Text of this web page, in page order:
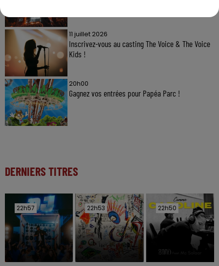
11 juillet 2026
Inscrivez-vous au casting The Voice & The Voice
Kids !
20h00
Gagnez vos entrées pour Papéa Parc !
DERNIERS TITRES
22h57
22h57 22h53
22h53 22h50
22h50